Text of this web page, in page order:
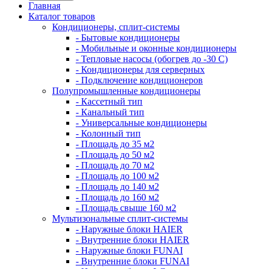
Главная
Каталог товаров
Кондиционеры, сплит-системы
- Бытовые кондиционеры
- Мобильные и оконные кондиционеры
- Тепловые насосы (обогрев до -30 C)
- Кондиционеры для серверных
- Подключение кондиционеров
Полупромышленные кондиционеры
- Кассетный тип
- Канальный тип
- Универсальные кондиционеры
- Колонный тип
- Площадь до 35 м2
- Площадь до 50 м2
- Площадь до 70 м2
- Площадь до 100 м2
- Площадь до 140 м2
- Площадь до 160 м2
- Площадь свыше 160 м2
Мультизональные сплит-системы
- Наружные блоки HAIER
- Внутренние блоки HAIER
- Hаружные блоки FUNAI
- Внутренние блоки FUNAI